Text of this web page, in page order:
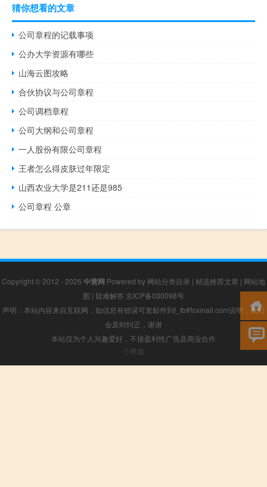
猜你想看的文章
公司章程的记载事项
公办大学资源有哪些
山海云图攻略
合伙协议与公司章程
公司调档章程
公司大纲和公司章程
一人股份有限公司章程
王者怎么得皮肤过年限定
山西农业大学是211还是985
公司章程 公章
Copyright © 2012 - 2026 中营网 Powered by 网站分类目录 | 精选推荐文章 | 网站地
图 | 疑难解答 京ICP备030098号
声明：本站内容来自互联网，如信息有错误可发邮件到f_fb#foxmail.com说明，我们
会及时纠正，谢谢
本站仅为个人兴趣爱好，不接盈利性广告及商业合作
小男孩